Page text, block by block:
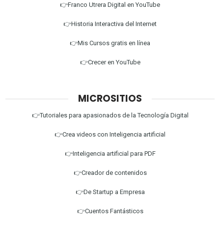
👉Franco Utrera Digital en YouTube
👉Historia Interactiva del Internet
👉Mis Cursos gratis en línea
👉Crecer en YouTube
MICROSITIOS
👉Tutoriales para apasionados de la Tecnología Digital
👉Crea videos con Inteligencia artificial
👉Inteligencia artificial para PDF
👉Creador de contenidos
👉De Startup a Empresa
👉Cuentos Fantásticos